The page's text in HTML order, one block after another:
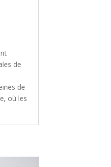
de
de
où les